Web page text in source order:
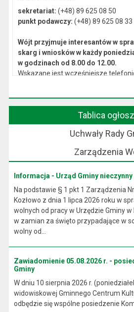
sekretariat: (+48) 89 625 08 50
punkt podawczy: (+48) 89 625 08 33
Wójt przyjmuje interesantów w
skarg i wniosków w każdy
w godzinach od 8.00 do 12.00.
Wskazane jest wcześniejsze
Tablica
Uchwały Rady
Zarządzenia
Informacja - Urząd Gminy nieczynny
Na podstawie § 1 pkt 1 Zarządzenia
Kozłowo z dnia 1 lipca 2026 roku w
wolnych od pracy w Urzędzie Gminy w
w zamian za święto przypadające w
wolny od...
Zawiadomienie 05.08.2026 r. -
Gminy
W dniu 10 sierpnia 2026 r.
widowiskowej Gminnego Centrum
odbędzie się wspólne posiedzenie